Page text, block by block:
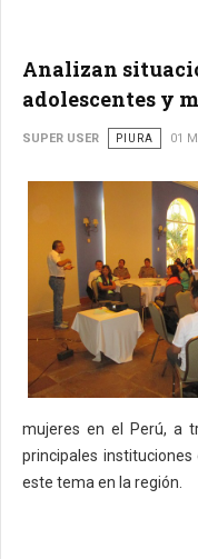
Analizan
adolescentes y
SUPER USER PIURA 01
mujeres en el Perú, a
principales
este tema en la región.